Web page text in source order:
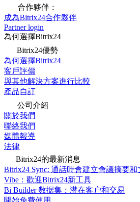
合作夥伴：
成為Bitrix24合作夥伴
Partner login
為何選擇Bitrix24
Bitrix24優勢
為何選擇Bitrix24
客戶評價
與其他解決方案進行比較
產品自訂
公司介紹
關於我們
聯絡我們
媒體報導
法律
Bitrix24的最新消息
Bitrix24 Sync: 通話時會建立會議摘要和
Vibe：歡迎Bitrix24新工具
Bi Builder 数据集：潜在客户和交易
開始免費使用